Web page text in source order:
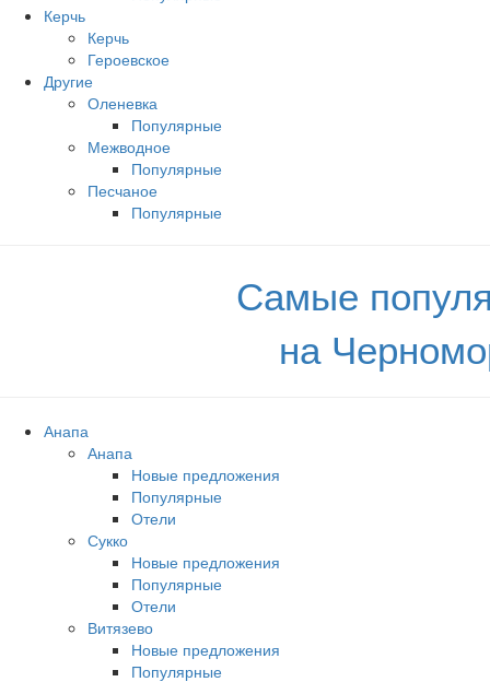
Керчь
Керчь
Героевское
Другие
Оленевка
Популярные
Межводное
Популярные
Песчаное
Популярные
Самые
на
Анапа
Анапа
Новые предложения
Популярные
Отели
Сукко
Новые предложения
Популярные
Отели
Витязево
Новые предложения
Популярные